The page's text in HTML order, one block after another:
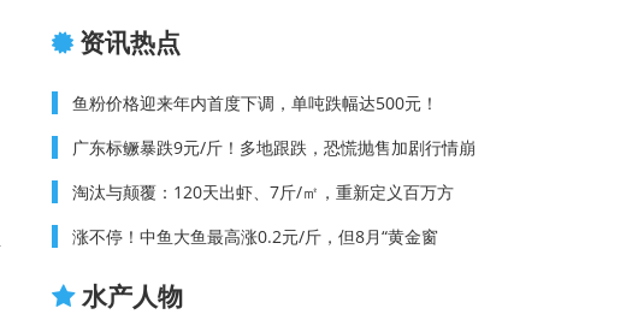
资讯热点
鱼粉价格迎来年内首度下调，单吨跌幅达500元！
广东标鳜暴跌9元/斤！多地跟跌，恐慌抛售加剧行情崩
淘汰与颠覆：120天出虾、7斤/㎡，重新定义百万方
涨不停！中鱼大鱼最高涨0.2元/斤，但8月“黄金窗
水产人物